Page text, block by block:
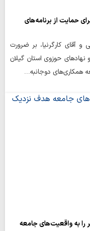
حمایت از برنامه‌های
آقای کارگرنیا، بر ضرورت
حوزوی استان گیلان
همکاری‌های دوجانبه…
به واقعیت‌های جامعه